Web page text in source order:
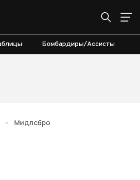
Бомбардиры/Ассисты
• Мидлсбро